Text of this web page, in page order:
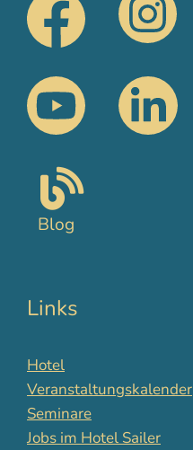
Blog
Links
Hotel
Veranstaltungskalender
Seminare
Jobs im Hotel Sailer